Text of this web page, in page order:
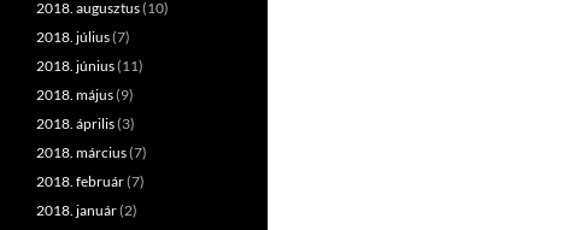
2018. augusztus(10)
2018. július(7)
2018. június(11)
2018. május(9)
2018. április(3)
2018. március(7)
2018. február(7)
2018. január(2)